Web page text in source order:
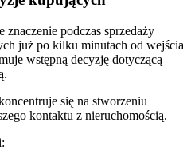
znaczenie podczas sprzedaży
już po kilku minutach od wejścia
wstępną decyzję dotyczącą
się na stworzeniu
kontaktu z nieruchomością.